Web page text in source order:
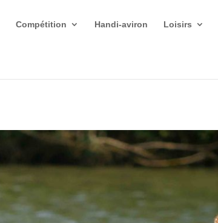
Compétition Handi-aviron Loisirs